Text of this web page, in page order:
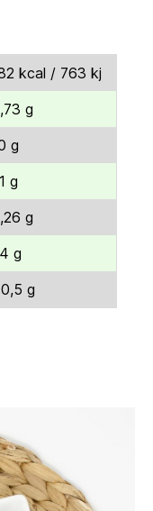
kcal / 763 kj
g
g
g
g
g
g